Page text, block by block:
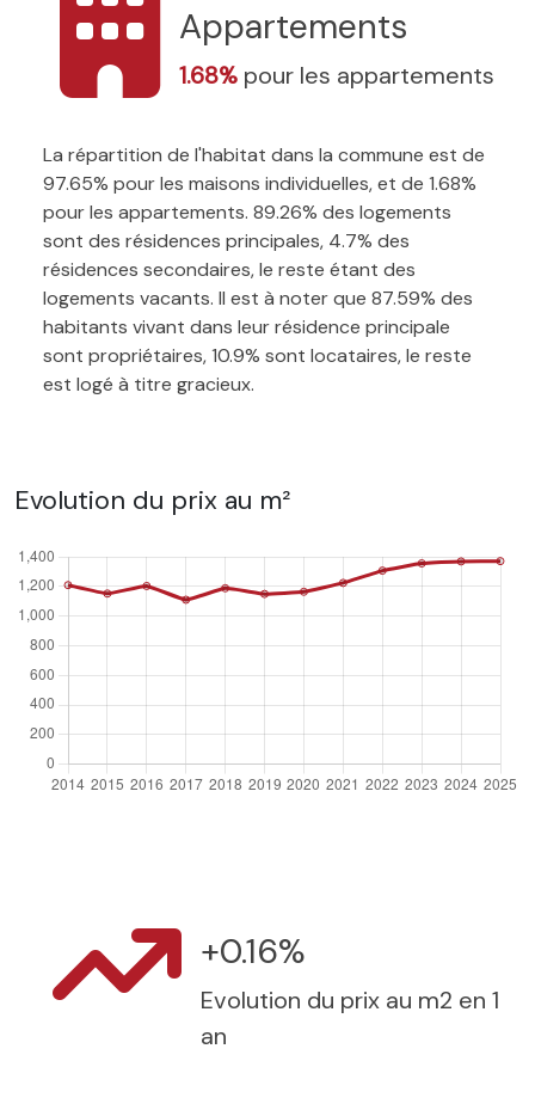
Appartements
1.68% pour les appartements
La répartition de l'habitat dans la commune est de
97.65% pour les maisons individuelles, et de 1.68%
pour les appartements. 89.26% des logements
sont des résidences principales, 4.7% des
résidences secondaires, le reste étant des
logements vacants. Il est à noter que 87.59% des
habitants vivant dans leur résidence principale
sont propriétaires, 10.9% sont locataires, le reste
est logé à titre gracieux.
Evolution du prix au m²
+0.16%
Evolution du prix au m2 en 1
an